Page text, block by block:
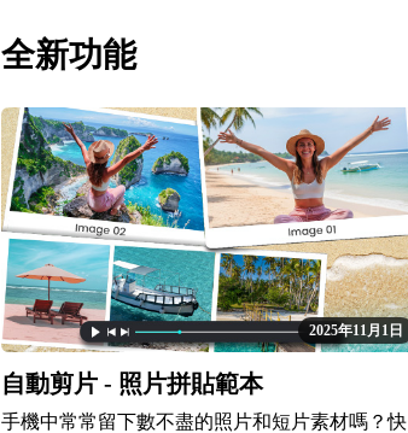
全新功能
2025年11月1日
自動剪片 - 照片拼貼範本
手機中常常留下數不盡的照片和短片素材嗎？快